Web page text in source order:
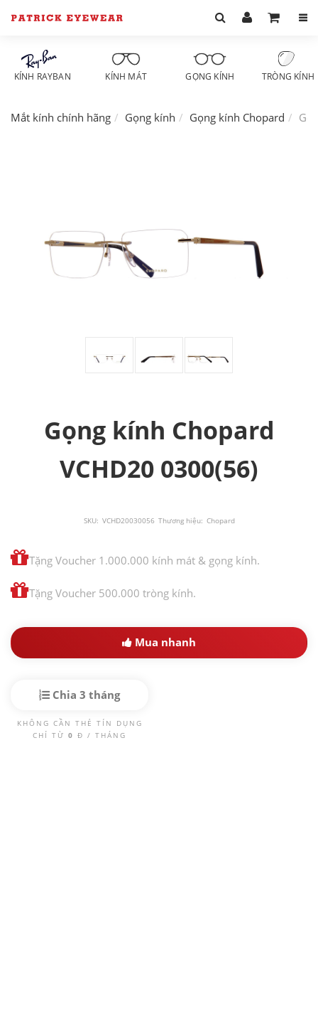
KÍNH RAYBAN KÍNH MÁT GỌNG KÍNH TRÒNG KÍNH
Mắt kính chính hãng Gọng kính Gọng kính Chopard
Gọng kính Chopard
VCHD20 0300(56)
SKU: VCHD20030056 Thương hiệu: Chopard
Tặng Voucher 1.000.000 kính mát & gọng kính.
Tặng Voucher 500.000 tròng kính.
Mua nhanh
Chia 3 tháng
KHÔNG CẦN THẺ TÍN DỤNG
CHỈ TỪ 0 Đ / THÁNG